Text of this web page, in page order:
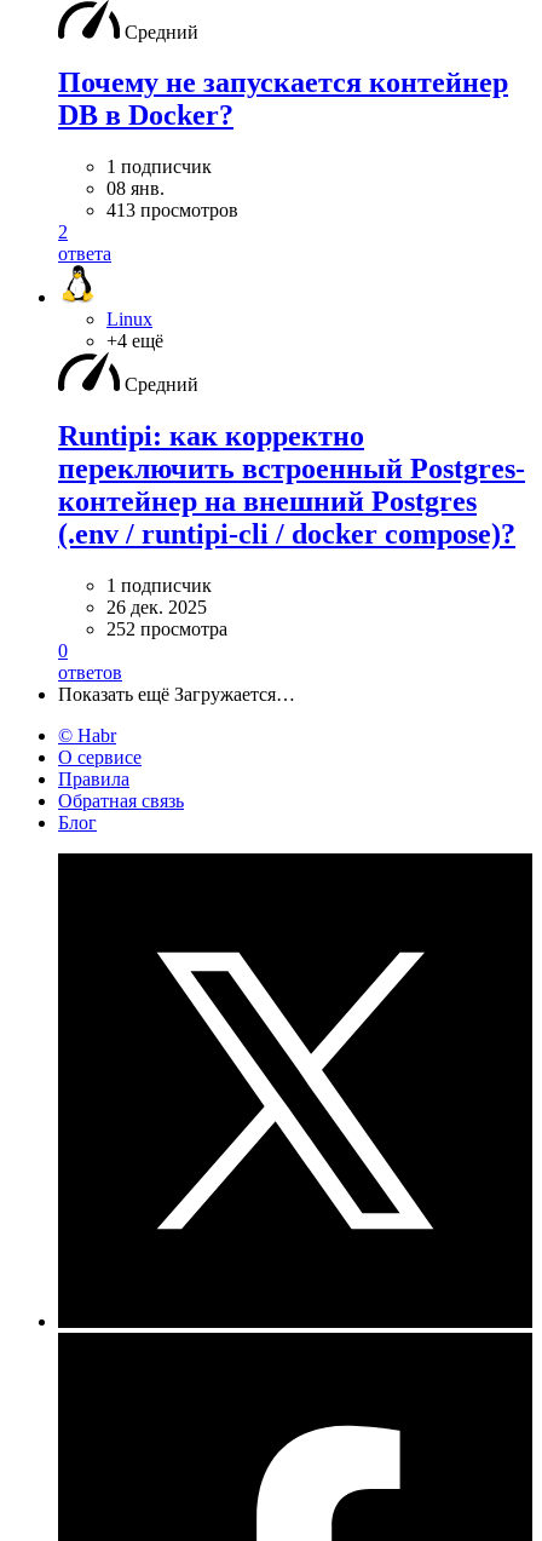
Средний
Почему не запускается контейнер
DB в Docker?
1 подписчик
08 янв.
413 просмотров
2
ответа
Linux
+4 ещё
Средний
Runtipi: как корректно
переключить встроенный Postgres-
контейнер на внешний Postgres
(.env / runtipi-cli / docker compose)?
1 подписчик
26 дек. 2025
252 просмотра
0
ответов
Показать ещё Загружается…
© Habr
О сервисе
Правила
Обратная связь
Блог